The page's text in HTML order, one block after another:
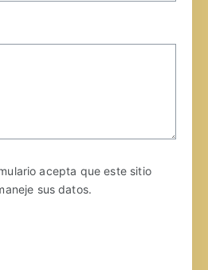
acepta que este sitio
sus datos.